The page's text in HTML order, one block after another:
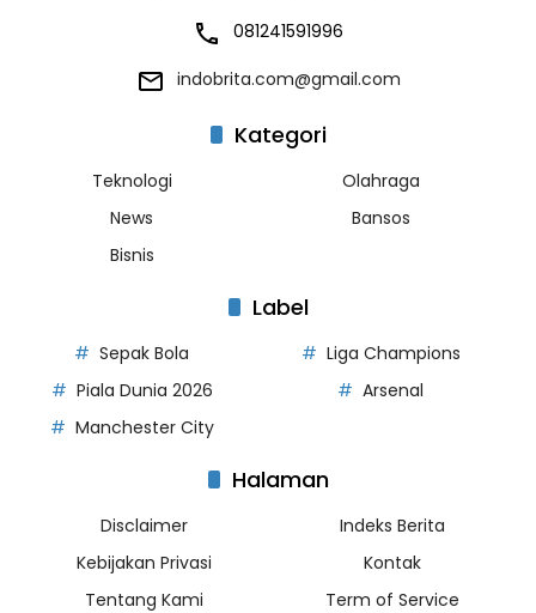
081241591996
indobrita.com@gmail.com
Kategori
Teknologi
Olahraga
News
Bansos
Bisnis
Label
Sepak Bola
Liga Champions
Piala Dunia 2026
Arsenal
Manchester City
Halaman
Disclaimer
Indeks Berita
Kebijakan Privasi
Kontak
Tentang Kami
Term of Service